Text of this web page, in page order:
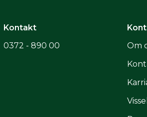
Kontakt
0372 - 890 00
Om